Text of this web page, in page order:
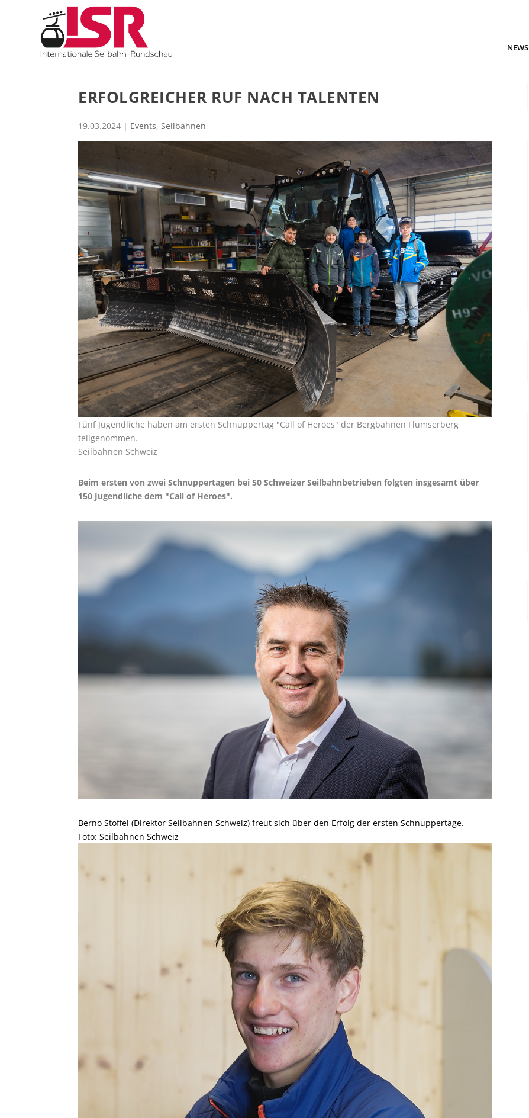
NEWS
ERFOLGREICHER RUF NACH TALENTEN
19.03.2024 | Events, Seilbahnen
Fünf Jugendliche haben am ersten Schnuppertag "Call of Heroes" der Bergbahnen Flumserberg
teilgenommen.
Seilbahnen Schweiz
Beim ersten von zwei Schnuppertagen bei 50 Schweizer Seilbahnbetrieben folgten insgesamt über
150 Jugendliche dem "Call of Heroes".
Berno Stoffel (Direktor Seilbahnen Schweiz) freut sich über den Erfolg der ersten Schnuppertage.
Foto: Seilbahnen Schweiz